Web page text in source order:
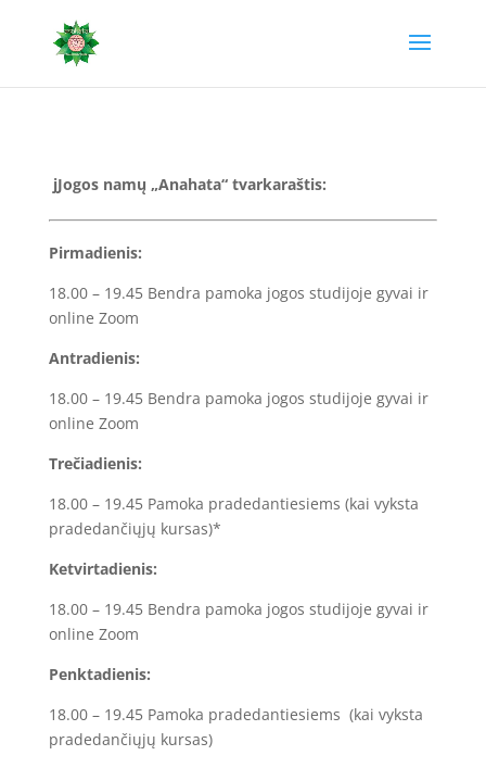
jJogos namų „Anahata“ tvarkaraštis:
Pirmadienis:
18.00 – 19.45 Bendra pamoka jogos studijoje gyvai ir
online Zoom
Antradienis:
18.00 – 19.45 Bendra pamoka jogos studijoje gyvai ir
online Zoom
Trečiadienis:
18.00 – 19.45 Pamoka pradedantiesiems (kai vyksta
pradedančiųjų kursas)*
Ketvirtadienis:
18.00 – 19.45 Bendra pamoka jogos studijoje gyvai ir
online Zoom
Penktadienis:
18.00 – 19.45 Pamoka pradedantiesiems (kai vyksta
pradedančiųjų kursas)